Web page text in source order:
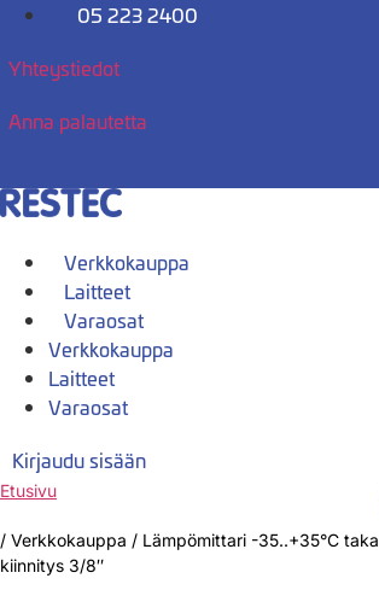
Mene
05 223 2400
Yhteystiedot
Anna palautetta
Verkkokauppa
Laitteet
Varaosat
Verkkokauppa
Laitteet
Varaosat
Kirjaudu sisään
Etusivu
/ Verkkokauppa / Lämpömittari -35..+35°C taka
kiinnitys 3/8″